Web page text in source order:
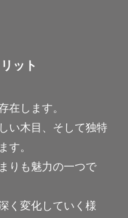
ット
在します。
い木目、そして独特
す。
りも魅力の一つで
く変化していく様